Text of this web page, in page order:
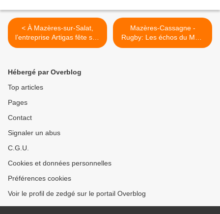
< À Mazères-sur-Salat,
l’entreprise Artigas fête ses
50 ans
Mazères-Cassagne -
Rugby: Les échos du MCS
>
Hébergé par Overblog
Top articles
Pages
Contact
Signaler un abus
C.G.U.
Cookies et données personnelles
Préférences cookies
Voir le profil de zedgé sur le portail Overblog